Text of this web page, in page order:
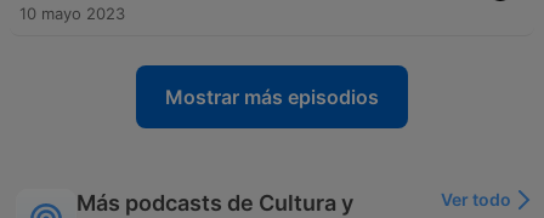
10 mayo 2023
Mostrar más episodios
Más podcasts de Cultura y
Ver todo